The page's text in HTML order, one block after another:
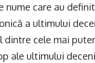
nume care au
a ultimului
dintre cele mai
ale ultimului